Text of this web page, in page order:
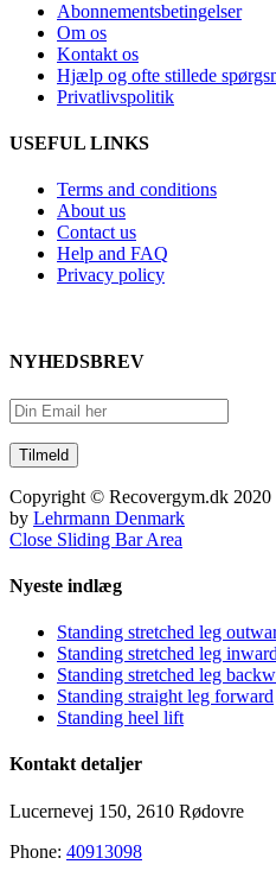
Abonnementsbetingelser
Om os
Kontakt os
Hjælp og ofte stillede
Privatlivspolitik
USEFUL LINKS
Terms and conditions
About us
Contact us
Help and FAQ
Privacy policy
NYHEDSBREV
Copyright © Recovergym.dk
by Lehrmann Denmark
Close Sliding Bar Area
Nyeste indlæg
Standing stretched leg
Standing stretched leg inward
Standing stretched leg
Standing straight leg forward
Standing heel lift
Kontakt detaljer
Lucernevej 150, 2610 Rødovre
Phone: 40913098